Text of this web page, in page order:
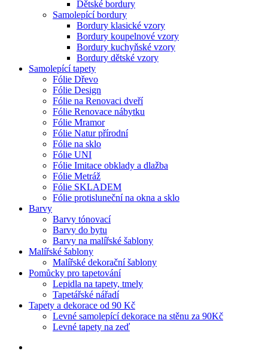
Dětské bordury
Samolepící bordury
Bordury klasické vzory
Bordury koupelnové vzory
Bordury kuchyňské vzory
Bordury dětské vzory
Samolepící tapety
Fólie Dřevo
Fólie Design
Fólie na Renovaci dveří
Fólie Renovace nábytku
Fólie Mramor
Fólie Natur přírodní
Fólie na sklo
Fólie UNI
Fólie Imitace obklady a dlažba
Fólie Metráž
Fólie SKLADEM
Fólie protisluneční na okna a sklo
Barvy
Barvy tónovací
Barvy do bytu
Barvy na malířské šablony
Malířské šablony
Malířské dekorační šablony
Pomůcky pro tapetování
Lepidla na tapety, tmely
Tapetářské nářadí
Tapety a dekorace od 90 Kč
Levné samolepící dekorace na stěnu za 90Kč
Levné tapety na zeď